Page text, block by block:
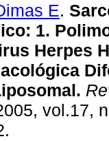
E.
: 1.
Herpes
.
vol.17,